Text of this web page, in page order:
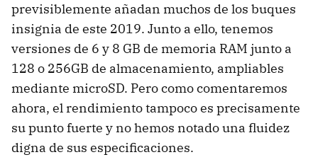
previsiblemente añadan muchos de los buques
insignia de este 2019. Junto a ello, tenemos
versiones de 6 y 8 GB de memoria RAM junto a
128 o 256GB de almacenamiento, ampliables
mediante microSD. Pero como comentaremos
ahora, el rendimiento tampoco es precisamente
su punto fuerte y no hemos notado una fluidez
digna de sus especificaciones.